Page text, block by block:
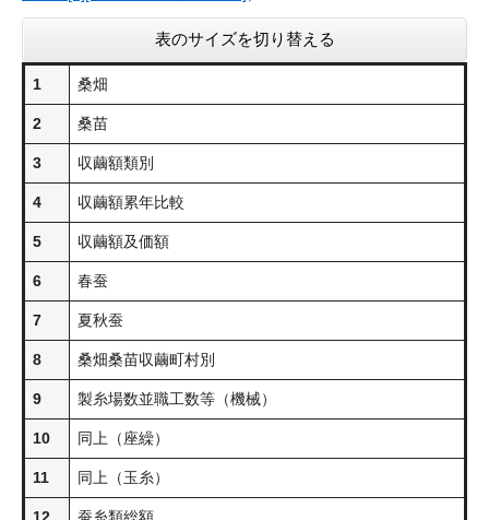
表のサイズを切り替える
1 桑畑
2 桑苗
3 収繭額類別
4 収繭額累年比較
5 収繭額及価額
6 春蚕
7 夏秋蚕
8 桑畑桑苗収繭町村別
9 製糸場数並職工数等（機械）
10 同上（座繰）
11 同上（玉糸）